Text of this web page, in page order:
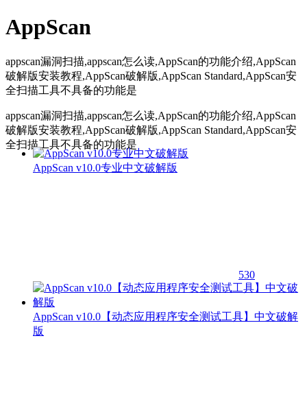
AppScan
appscan漏洞扫描,appscan怎么读,AppScan的功能介绍,AppScan
破解版安装教程,AppScan破解版,AppScan Standard,AppScan安
全扫描工具不具备的功能是
appscan漏洞扫描,appscan怎么读,AppScan的功能介绍,AppScan
破解版安装教程,AppScan破解版,AppScan Standard,AppScan安
全扫描工具不具备的功能是
AppScan v10.0专业中文破解版
530
AppScan v10.0【动态应用程序安全测试工具】中文破解
版